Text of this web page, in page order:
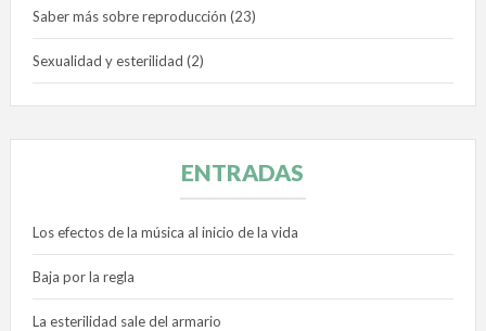
Saber más sobre reproducción (23)
Sexualidad y esterilidad (2)
ENTRADAS
Los efectos de la música al inicio de la vida
Baja por la regla
La esterilidad sale del armario